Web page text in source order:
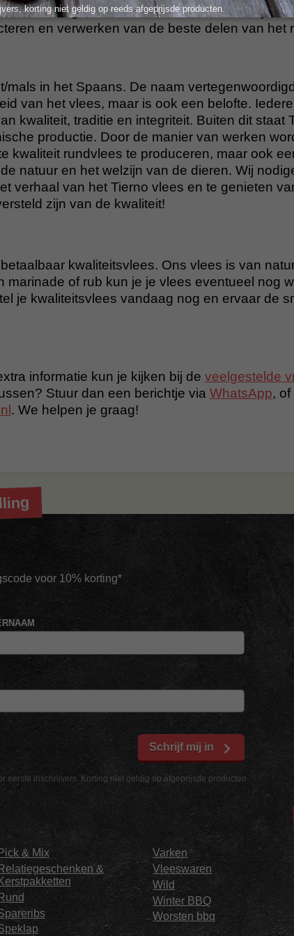
de hand gesneden door vakmensen die
en verwerken van de beste delen van het
mals in het Spaans. De naam
van het vlees, maar is ook een belofte.
kwaliteit, traditie en integriteit. Buiten dit staat
productie. Door de manier van werken
kwaliteit rundvlees te produceren, maar ook
natuur en het welzijn van de dieren. Wij
verhaal van het Tierno vlees en te genieten
zijn van de kwaliteit!
kwaliteitsvlees. Ons vlees is van
marinade of rub kun je je vlees eventueel nog
je kwaliteitsvlees vandaag nog en ervaar de
informatie kun je kijken bij de veelgestelde
Stuur dan een berichtje via WhatsApp,
. We helpen je graag!
korting niet geldig op reeds afgeprijsde producten.
voor 10% korting*
eerste inschrijvers. Korting niet geldig op afgeprijsde producten
Schrijf mij in
Pick & Mix
Relatiegeschenken &
Kerstpakketten
Rund
Varken
Vleeswaren
Wild
Winter BBQ
Worsten bbq